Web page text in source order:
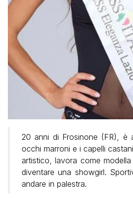
20 anni di Frosinone (FR), è
occhi marroni e i capelli
artistico, lavora come
diventare una showgirl.
andare in palestra.